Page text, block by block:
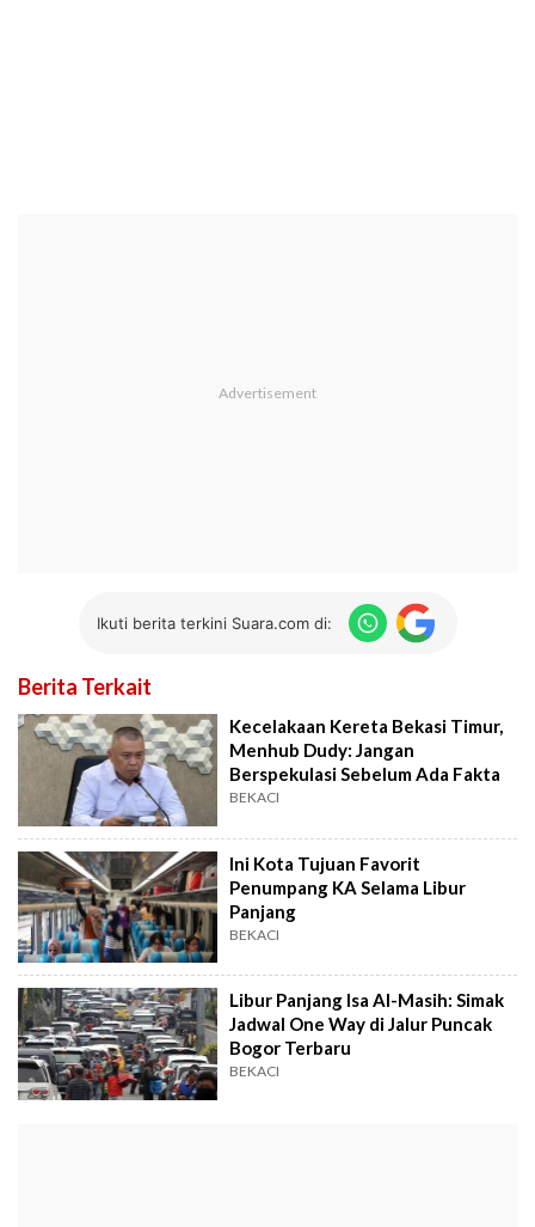
Ikuti berita terkini Suara.com di:
Berita Terkait
Kecelakaan Kereta Bekasi Timur,
Menhub Dudy: Jangan
Berspekulasi Sebelum Ada Fakta
BEKACI
Ini Kota Tujuan Favorit
Penumpang KA Selama Libur
Panjang
BEKACI
Libur Panjang Isa Al-Masih: Simak
Jadwal One Way di Jalur Puncak
Bogor Terbaru
BEKACI